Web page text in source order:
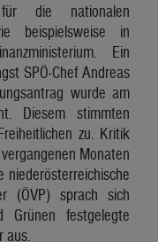
die nationalen
beispielsweise in
Ein
SPÖ-Chef Andreas
wurde am
Diesem stimmten
zu. Kritik
Monaten
niederösterreichische
(ÖVP) sprach sich
festgelegte
aus.